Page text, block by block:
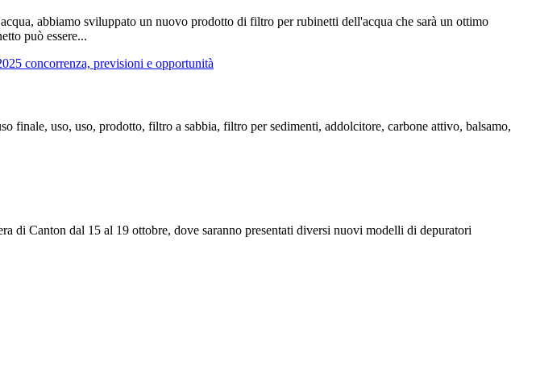
abbiamo sviluppato un nuovo prodotto di filtro per rubinetti dell'acqua che sarà un ottimo
può essere...
uso, uso, prodotto, filtro a sabbia, filtro per sedimenti, addolcitore, carbone attivo, balsamo,
di Canton dal 15 al 19 ottobre, dove saranno presentati diversi nuovi modelli di depuratori